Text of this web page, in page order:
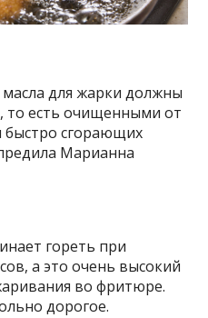
для жарки должны
есть очищенными от
быстро сгорающих
Марианна
гореть при
а это очень высокий
во фритюре.
дорогое.